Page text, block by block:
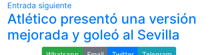
Entrada siguiente
Atlético presentó una versión
mejorada y goleó al Sevilla